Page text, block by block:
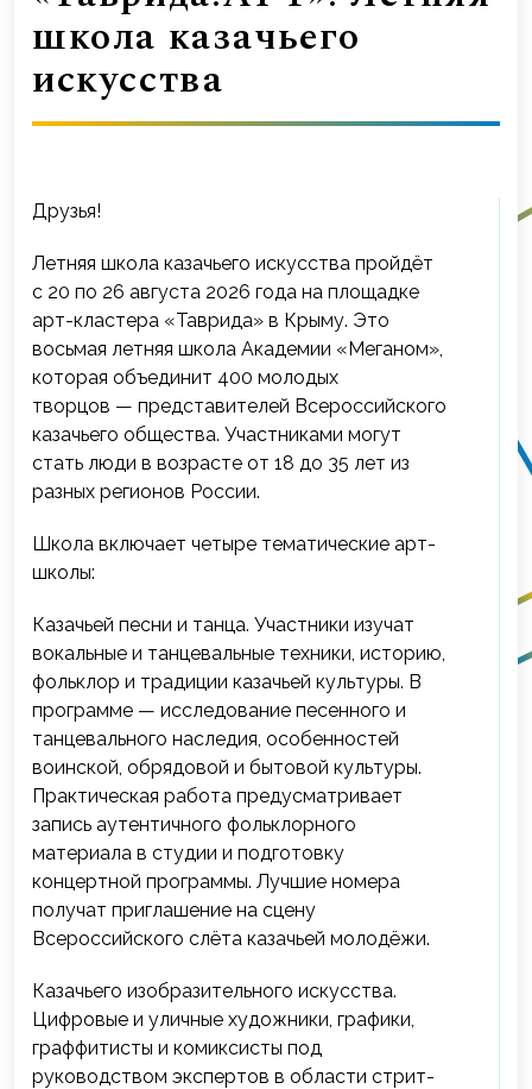
школа казачьего
искусства
Друзья!
Летняя школа казачьего искусства пройдёт
с 20 по 26 августа 2026 года на площадке
арт-кластера «Таврида» в Крыму. Это
восьмая летняя школа Академии «Меганом»,
которая объединит 400 молодых
творцов — представителей Всероссийского
казачьего общества. Участниками могут
стать люди в возрасте от 18 до 35 лет из
разных регионов России.
Школа включает четыре тематические арт-
школы:
Казачьей песни и танца. Участники изучат
вокальные и танцевальные техники, историю,
фольклор и традиции казачьей культуры. В
программе — исследование песенного и
танцевального наследия, особенностей
воинской, обрядовой и бытовой культуры.
Практическая работа предусматривает
запись аутентичного фольклорного
материала в студии и подготовку
концертной программы. Лучшие номера
получат приглашение на сцену
Всероссийского слёта казачьей молодёжи.
Казачьего изобразительного искусства.
Цифровые и уличные художники, графики,
граффитисты и комиксисты под
руководством экспертов в области стрит-